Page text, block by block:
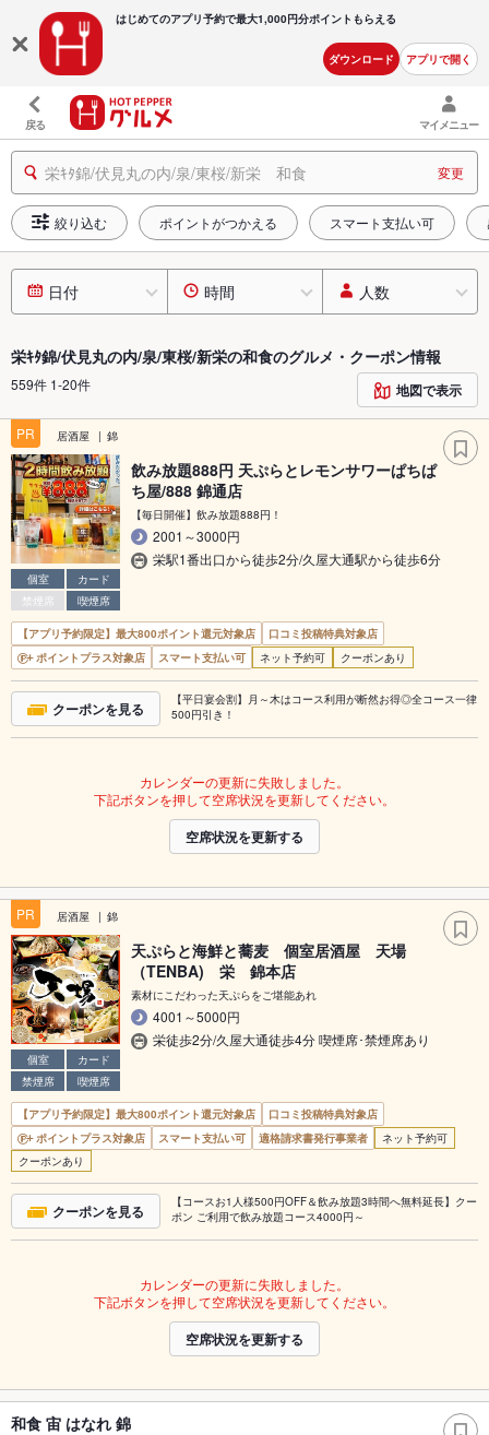
はじめてのアプリ予約で最大1,000円分ポイントもらえる
ダウンロード アプリで開く
戻る マイメニュー
栄ｷﾀ錦/伏見丸の内/泉/東桜/新栄 和食 変更
絞り込む ポイントがつかえる スマート支払い可
日付 時間 人数
栄ｷﾀ錦/伏見丸の内/泉/東桜/新栄の和食のグルメ・クーポン情報
559件 1-20件 地図で表示
PR 居酒屋 錦
個室
カード
禁煙席
喫煙席
飲み放題888円 天ぷらとレモンサワーぱちぱ
ち屋/888 錦通店
【毎日開催】飲み放題888円！
2001～3000円
栄駅1番出口から徒歩2分/久屋大通駅から徒歩6分
【アプリ予約限定】最大800ポイント還元対象店
口コミ投稿特典対象店
ポイントプラス対象店
スマート支払い可 ネット予約可 クーポンあり
クーポンを見る
【平日宴会割】月～木はコース利用が断然お得◎全コース一律
500円引き！
カレンダーの更新に失敗しました。
下記ボタンを押して空席状況を更新してください。
空席状況を更新する
PR 居酒屋 錦
個室
カード
禁煙席
喫煙席
天ぷらと海鮮と蕎麦 個室居酒屋 天場
（TENBA) 栄 錦本店
素材にこだわった天ぷらをご堪能あれ
4001～5000円
栄徒歩2分/久屋大通徒歩4分 喫煙席･禁煙席あり
【アプリ予約限定】最大800ポイント還元対象店
口コミ投稿特典対象店
ポイントプラス対象店
スマート支払い可 適格請求書発行事業者
ネット予約可
クーポンあり
クーポンを見る
【コースお1人様500円OFF＆飲み放題3時間へ無料延長】クー
ポン ご利用で飲み放題コース4000円～
カレンダーの更新に失敗しました。
下記ボタンを押して空席状況を更新してください。
空席状況を更新する
和食 宙 はなれ 錦